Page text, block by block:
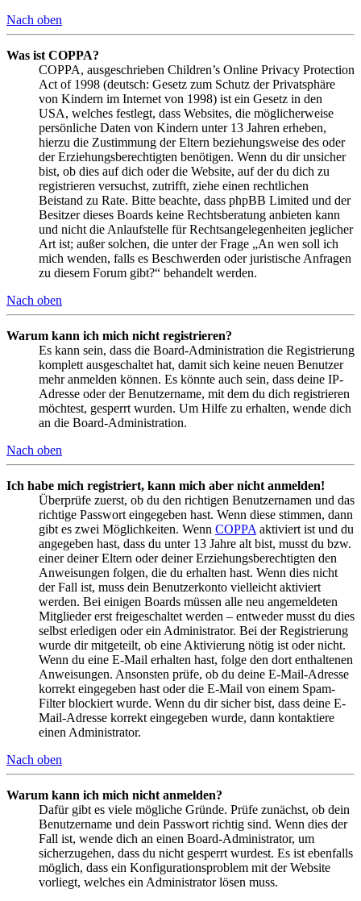
Nach oben
Was ist COPPA?
COPPA, ausgeschrieben Children’s Online Privacy Protection
Act of 1998 (deutsch: Gesetz zum Schutz der Privatsphäre
von Kindern im Internet von 1998) ist ein Gesetz in den
USA, welches festlegt, dass Websites, die möglicherweise
persönliche Daten von Kindern unter 13 Jahren erheben,
hierzu die Zustimmung der Eltern beziehungsweise des oder
der Erziehungsberechtigten benötigen. Wenn du dir unsicher
bist, ob dies auf dich oder die Website, auf der du dich zu
registrieren versuchst, zutrifft, ziehe einen rechtlichen
Beistand zu Rate. Bitte beachte, dass phpBB Limited und der
Besitzer dieses Boards keine Rechtsberatung anbieten kann
und nicht die Anlaufstelle für Rechtsangelegenheiten jeglicher
Art ist; außer solchen, die unter der Frage „An wen soll ich
mich wenden, falls es Beschwerden oder juristische Anfragen
zu diesem Forum gibt?“ behandelt werden.
Nach oben
Warum kann ich mich nicht registrieren?
Es kann sein, dass die Board-Administration die Registrierung
komplett ausgeschaltet hat, damit sich keine neuen Benutzer
mehr anmelden können. Es könnte auch sein, dass deine IP-
Adresse oder der Benutzername, mit dem du dich registrieren
möchtest, gesperrt wurden. Um Hilfe zu erhalten, wende dich
an die Board-Administration.
Nach oben
Ich habe mich registriert, kann mich aber nicht anmelden!
Überprüfe zuerst, ob du den richtigen Benutzernamen und das
richtige Passwort eingegeben hast. Wenn diese stimmen, dann
gibt es zwei Möglichkeiten. Wenn COPPA aktiviert ist und du
angegeben hast, dass du unter 13 Jahre alt bist, musst du bzw.
einer deiner Eltern oder deiner Erziehungsberechtigten den
Anweisungen folgen, die du erhalten hast. Wenn dies nicht
der Fall ist, muss dein Benutzerkonto vielleicht aktiviert
werden. Bei einigen Boards müssen alle neu angemeldeten
Mitglieder erst freigeschaltet werden – entweder musst du dies
selbst erledigen oder ein Administrator. Bei der Registrierung
wurde dir mitgeteilt, ob eine Aktivierung nötig ist oder nicht.
Wenn du eine E-Mail erhalten hast, folge den dort enthaltenen
Anweisungen. Ansonsten prüfe, ob du deine E-Mail-Adresse
korrekt eingegeben hast oder die E-Mail von einem Spam-
Filter blockiert wurde. Wenn du dir sicher bist, dass deine E-
Mail-Adresse korrekt eingegeben wurde, dann kontaktiere
einen Administrator.
Nach oben
Warum kann ich mich nicht anmelden?
Dafür gibt es viele mögliche Gründe. Prüfe zunächst, ob dein
Benutzername und dein Passwort richtig sind. Wenn dies der
Fall ist, wende dich an einen Board-Administrator, um
sicherzugehen, dass du nicht gesperrt wurdest. Es ist ebenfalls
möglich, dass ein Konfigurationsproblem mit der Website
vorliegt, welches ein Administrator lösen muss.